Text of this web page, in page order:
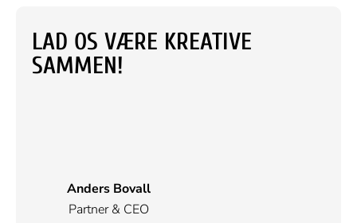
LAD OS VÆRE KREATIVE
SAMMEN!
Anders Bovall
Partner & CEO